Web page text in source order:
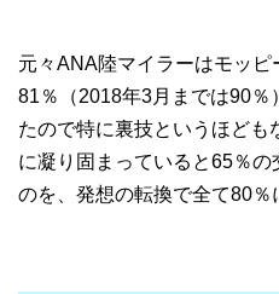
元々ANA陸マイラーはモッ
81％（2018年3月までは90％
たので特に裏技というほど
に凝り固まっていると65％
のを、発想の転換で全て80％